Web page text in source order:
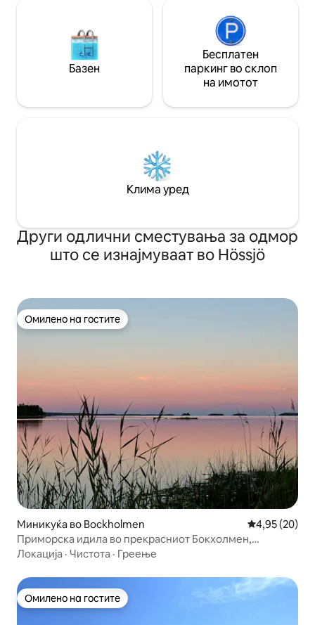
Базен
Бесплатен
паркинг во склоп
на имотот
Клима уред
Други одлични сместувања за одмор
што се изнајмуваат во Hössjö
Омилено на гостите
Омилено на гостите
Миникуќа во Bockholmen Просечна
4,95 (20)
Приморска идила во прекрасниот Бокхолмен,
Нордмалинг
Локација · Чистота · Греење
Омилено на гостите
Омилено на гостите